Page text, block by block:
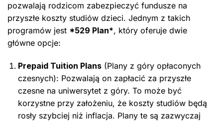
pozwalają rodzicom zabezpieczyć fundusze na
przyszłe koszty studiów dzieci. Jednym z takich
programów jest *529 Plan*, który oferuje dwie
główne opcje:
Prepaid Tuition Plans(Plany z góry opłaconych
czesnych): Pozwalają on zapłacić za przyszłe
czesne na uniwersytet z góry. To może być
korzystne przy założeniu, że koszty studiów będą
rosły szybciej niż inflacja. Plany te są zazwyczaj